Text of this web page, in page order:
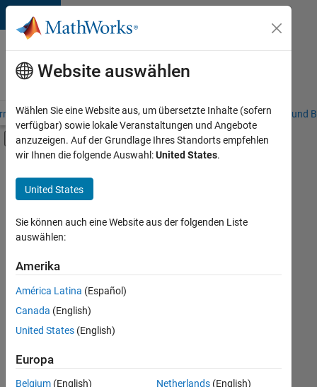
Weiter zum Inhalt
Karriere
bei
MathWorks
– Übersicht Stellensuche Niederlassungen Studierende und
Umschaltung für Off-Canvas-
Hauptinhalt
Business Applications and Tools
Software Process Engineering
+1
Derzeit
es
keine
offenen
Stellen,
Ihren
Suchkriterien
Website auswählen
Wählen Sie eine Website aus, um übersetzte Inhalte (sofern
verfügbar) sowie lokale Veranstaltungen und Angebote
anzuzeigen. Auf der Grundlage Ihres Standorts empfehlen
wir Ihnen die folgende Auswahl:United States.
United States
Sie können auch eine Website aus der folgenden Liste
auswählen:
Amerika
América Latina (Español)
Canada (English)
United States (English)
Europa
Belgium (English)
Netherlands(English)